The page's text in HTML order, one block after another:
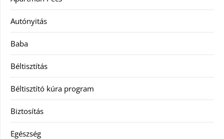
Autónyitás
Baba
Béltisztítás
Béltisztító kúra program
Biztosítás
Egészség